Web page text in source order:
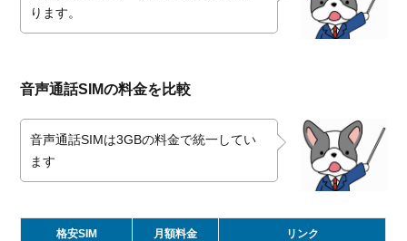
ります。
音声通話SIMの料金を比較
音声通話SIMは3GBの料金で統一してい
ます
格安SIM 月額料金 リンク